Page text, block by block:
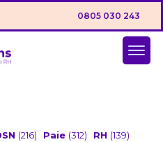
0805 030 243
(216) Paie (312) RH (139)